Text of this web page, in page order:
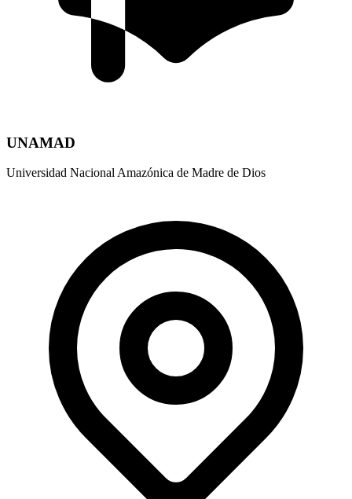
UNAMAD
Universidad Nacional Amazónica de Madre de Dios